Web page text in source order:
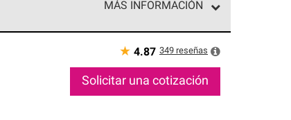
MÁS INFORMACIÓN
incomparable. Solo ellos pueden
★ 4.87 349 reseñas
Solicitar una cotización